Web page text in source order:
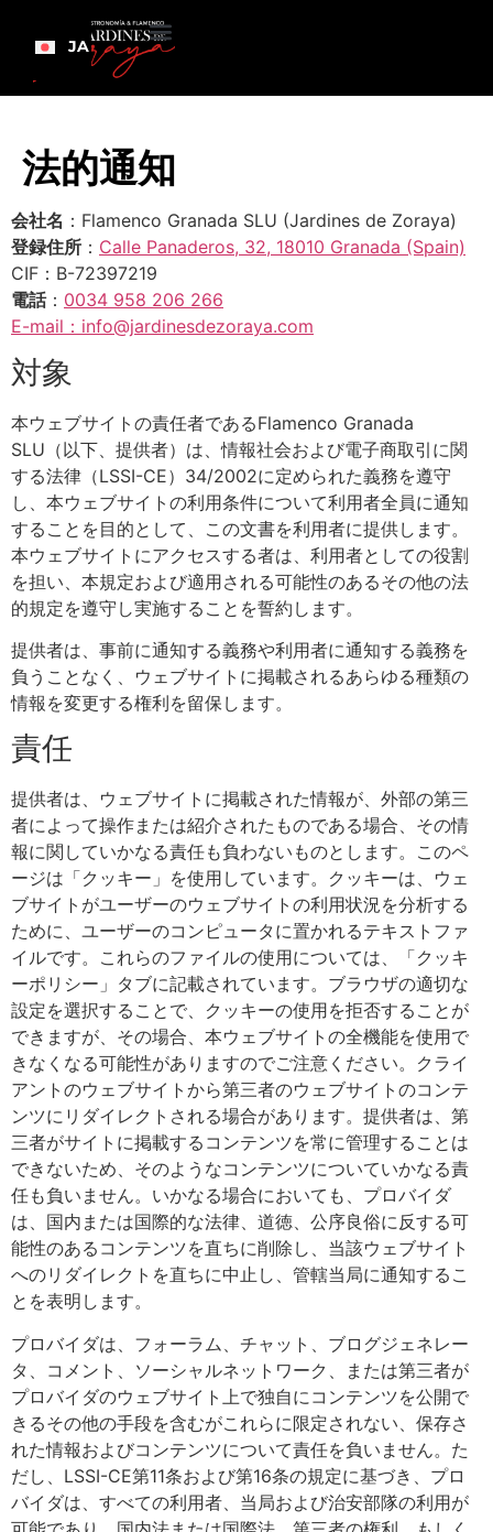
JA
法的通知
会社名 ：Flamenco Granada SLU (Jardines de Zoraya)
登録住所 ： Calle Panaderos, 32, 18010 Granada (Spain)
CIF：B-72397219
電話： 0034 958 206 266
E-mail：info@jardinesdezoraya.com
対象
本ウェブサイトの責任者であるFlamenco Granada
SLU（以下、提供者）は、情報社会および電子商取引に関
する法律（LSSI-CE）34/2002に定められた義務を遵守
し、本ウェブサイトの利用条件について利用者全員に通知
することを目的として、この文書を利用者に提供します。
本ウェブサイトにアクセスする者は、利用者としての役割
を担い、本規定および適用される可能性のあるその他の法
的規定を遵守し実施することを誓約します。
提供者は、事前に通知する義務や利用者に通知する義務を
負うことなく、ウェブサイトに掲載されるあらゆる種類の
情報を変更する権利を留保します。
責任
提供者は、ウェブサイトに掲載された情報が、外部の第三
者によって操作または紹介されたものである場合、その情
報に関していかなる責任も負わないものとします。このペ
ージは「クッキー」を使用しています。クッキーは、ウェ
ブサイトがユーザーのウェブサイトの利用状況を分析する
ために、ユーザーのコンピュータに置かれるテキストファ
イルです。これらのファイルの使用については、「クッキ
ーポリシー」タブに記載されています。ブラウザの適切な
設定を選択することで、クッキーの使用を拒否することが
できますが、その場合、本ウェブサイトの全機能を使用で
きなくなる可能性がありますのでご注意ください。クライ
アントのウェブサイトから第三者のウェブサイトのコンテ
ンツにリダイレクトされる場合があります。提供者は、第
三者がサイトに掲載するコンテンツを常に管理することは
できないため、そのようなコンテンツについていかなる責
任も負いません。いかなる場合においても、プロバイダ
は、国内または国際的な法律、道徳、公序良俗に反する可
能性のあるコンテンツを直ちに削除し、当該ウェブサイト
へのリダイレクトを直ちに中止し、管轄当局に通知するこ
とを表明します。
プロバイダは、フォーラム、チャット、ブログジェネレー
タ、コメント、ソーシャルネットワーク、または第三者が
プロバイダのウェブサイト上で独自にコンテンツを公開で
きるその他の手段を含むがこれらに限定されない、保存さ
れた情報およびコンテンツについて責任を負いません。た
だし、LSSI-CE第11条および第16条の規定に基づき、プロ
バイダは、すべての利用者、当局および治安部隊の利用が